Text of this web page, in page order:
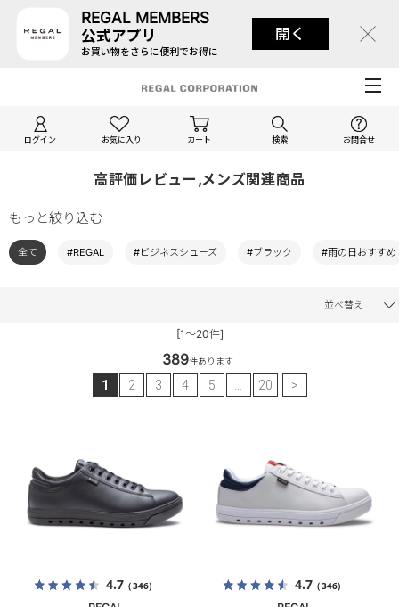
REGAL MEMBERS
公式アプリ
お買い物をさらに便利でお得に
開く
ログイン お気に入り カート 検索 お問合せ
高評価レビュー,メンズ関連商品
もっと絞り込む
全て #REGAL #ビジネスシューズ #ブラック #雨の日おすすめ
並べ替え
[1～20件]
389件あります
1 2 3 4 5 … 20 >
4.7（346） 4.7（346）